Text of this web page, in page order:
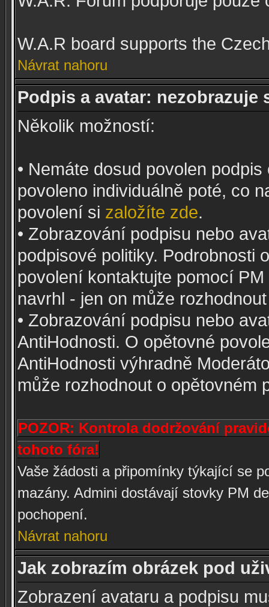
W.A.R board supports the
Návrat nahoru
Podpis a avatar: nezobrazuje
Několik možností:
• Nemáte dosud povolen
povoleno individuálně poté, co
povolení si založíte zde.
• Zobrazování podpisu nebo
podpisové politiky. Podrobnosti
povolení kontaktujte pomocí
navrhl - jen on může
• Zobrazování podpisu nebo
AntiHodnosti. O opětovné
AntiHodnosti výhradně
může rozhodnout o opětovném
POZOR: Kontrola dodržování
tohoto fóra!
Vaše žádosti a připomínky týkající se
mazány. Admini dostávají stovky PM
pochopení.
Návrat nahoru
Jak zobrazím obrázek pod
Zobrazení avataru a podpisu